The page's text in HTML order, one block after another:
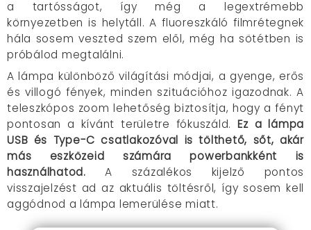
a tartósságot, így még a legextrémebb
környezetben is helytáll. A fluoreszkáló filmrétegnek
hála sosem veszted szem elől, még ha sötétben is
próbálod megtalálni.
A lámpa különböző világítási módjai, a gyenge, erős
és villogó fények, minden szituációhoz igazodnak. A
teleszkópos zoom lehetőség biztosítja, hogy a fényt
pontosan a kívánt területre fókuszáld.Ez a lámpa
USB és Type-C csatlakozóval is tölthető, sőt, akár
más eszközeid számára powerbankként is
használhatod. A százalékos kijelző pontos
visszajelzést ad az aktuális töltésről, így sosem kell
aggódnod a lámpa lemerülése miatt.